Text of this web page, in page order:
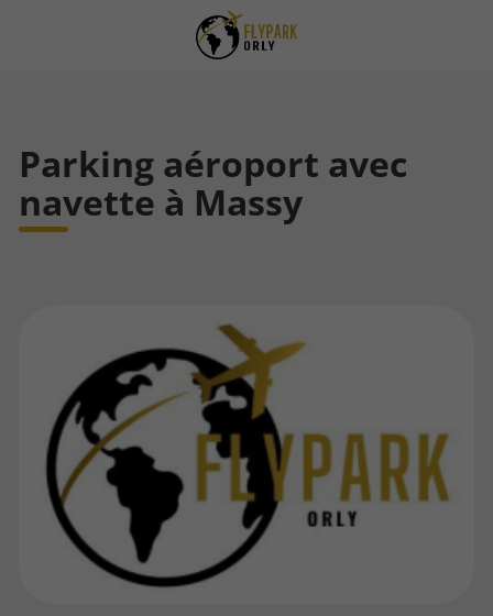
Parking aéroport avec
navette à Massy